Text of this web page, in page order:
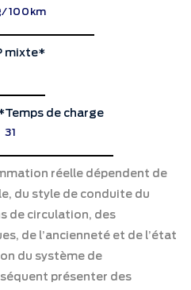
100km
mixte*
Temps de charge
31
réelle dépendent de
du style de conduite du
de circulation, des
de l’ancienneté et de l’état
du système de
présenter des